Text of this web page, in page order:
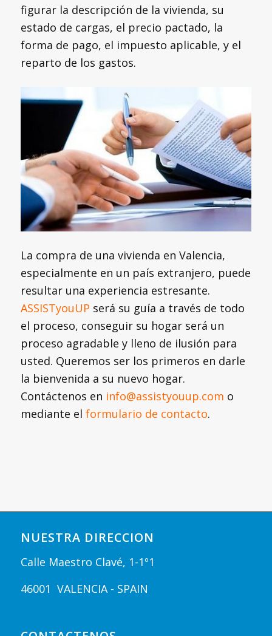
figurar la descripción de la vivienda, su
estado de cargas, el precio pactado, la
forma de pago, el impuesto aplicable, y el
reparto de los gastos.
La compra de una vivienda en Valencia,
especialmente en un país extranjero, puede
resultar una experiencia estresante.
ASSISTyouUP será su guía a través de todo
el proceso, conseguir su hogar será un
proceso agradable y lleno de ilusión para
usted. Queremos ser los primeros en darle
la bienvenida a su nuevo hogar.
Contáctenos en info@assistyouup.com o
mediante el formulario de contacto.
NUESTRA DIRECCION
Calle Maestro Clavé, 1-1º1
46001 VALENCIA - SPAIN